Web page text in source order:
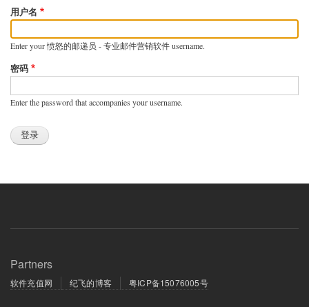
用户名
Enter your 愤怒的邮递员 - 专业邮件营销软件 username.
密码
Enter the password that accompanies your username.
Partners
软件充值网 纪飞的博客 粤ICP备15076005号